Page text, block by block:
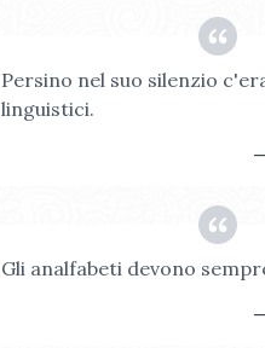
Persino nel suo silenzio
linguistici.
Gli analfabeti devono